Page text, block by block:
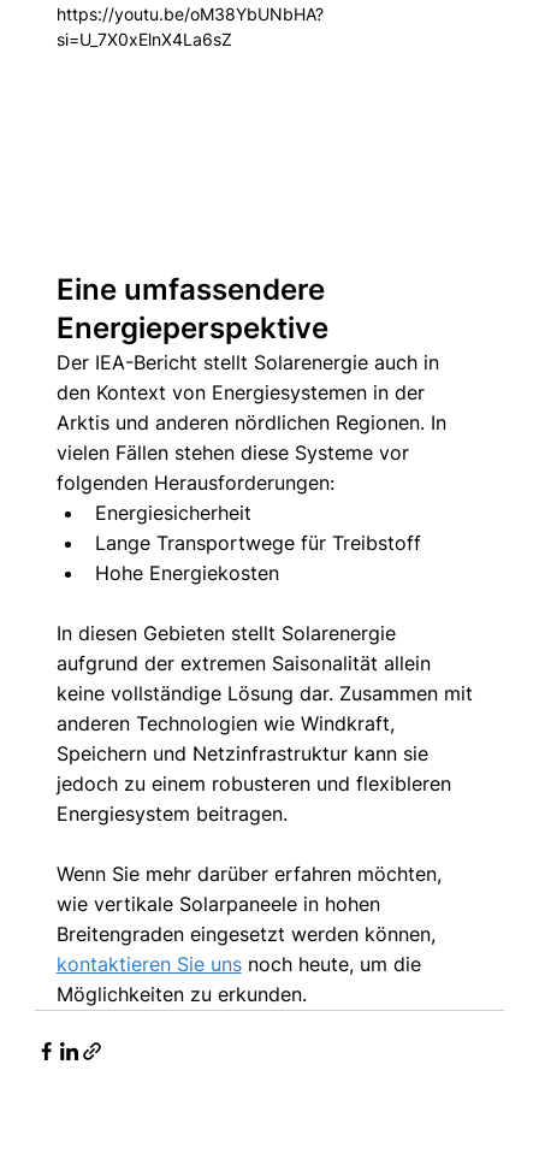
https://youtu.be/oM38YbUNbHA?
si=U_7X0xElnX4La6sZ
Eine umfassendere
Energieperspektive
Der IEA-Bericht stellt Solarenergie auch in
den Kontext von Energiesystemen in der
Arktis und anderen nördlichen Regionen. In
vielen Fällen stehen diese Systeme vor
folgenden Herausforderungen:
Energiesicherheit
Lange Transportwege für Treibstoff
Hohe Energiekosten
In diesen Gebieten stellt Solarenergie
aufgrund der extremen Saisonalität allein
keine vollständige Lösung dar. Zusammen mit
anderen Technologien wie Windkraft,
Speichern und Netzinfrastruktur kann sie
jedoch zu einem robusteren und flexibleren
Energiesystem beitragen.
Wenn Sie mehr darüber erfahren möchten,
wie vertikale Solarpaneele in hohen
Breitengraden eingesetzt werden können,
kontaktieren Sie uns noch heute, um die
Möglichkeiten zu erkunden.